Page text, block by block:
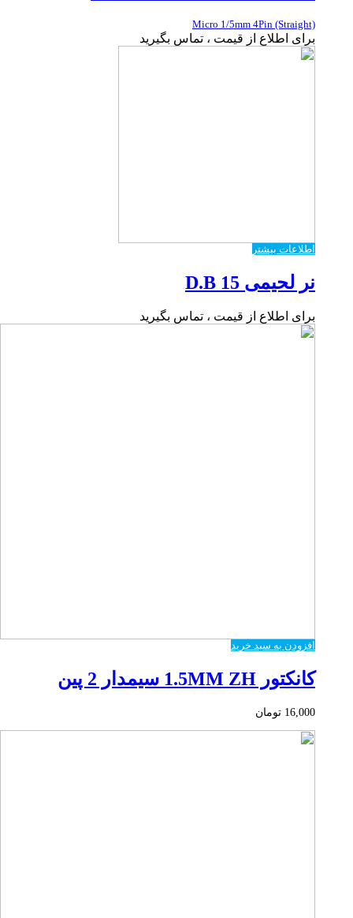
Micro 1/5mm 4Pin (Straight)
برای اطلاع از قیمت ، تماس بگیرید
اطلاعات بیشتر
نر لحیمی D.B 15
برای اطلاع از قیمت ، تماس بگیرید
افزودن به سبد خرید
کانکتور 1.5MM ZH سیمدار 2 پین
16,000 تومان